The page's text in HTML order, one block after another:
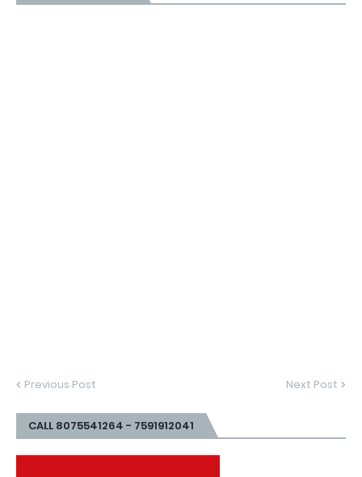
Previous Post Next Post
CALL 8075541264 - 7591912041